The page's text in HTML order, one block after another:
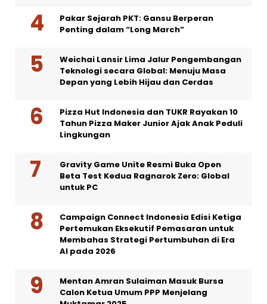
Pakar Sejarah PKT: Gansu Berperan
Penting dalam “Long March”
Weichai Lansir Lima Jalur Pengembangan
Teknologi secara Global: Menuju Masa
Depan yang Lebih Hijau dan Cerdas
Pizza Hut Indonesia dan TUKR Rayakan 10
Tahun Pizza Maker Junior Ajak Anak Peduli
Lingkungan
Gravity Game Unite Resmi Buka Open
Beta Test Kedua Ragnarok Zero: Global
untuk PC
Campaign Connect Indonesia Edisi Ketiga
Pertemukan Eksekutif Pemasaran untuk
Membahas Strategi Pertumbuhan di Era
AI pada 2026
Mentan Amran Sulaiman Masuk Bursa
Calon Ketua Umum PPP Menjelang